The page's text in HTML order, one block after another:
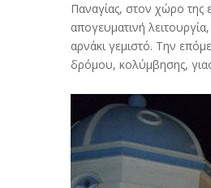
Παναγίας, στον χώρο της
απογευματινή
αρνάκι γεμιστό. Την
δρόμου, κολύμβησης,